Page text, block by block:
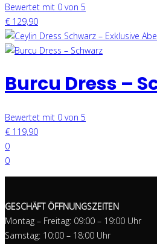
Bewertet mit 0 von 5
€ 129,90
Burcu Dress –
Bewertet mit 0 von 5
€ 119,90
0
0
GESCHÄFT ÖFFNUNGSZEITEN
Montag – Freitag: 09:00 – 19:00 Uhr
Samstag: 10:00 – 18:00 Uhr